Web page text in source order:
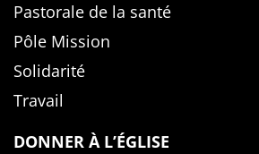
Pastorale de la santé
Pôle Mission
Solidarité
Travail
DONNER À L’ÉGLISE